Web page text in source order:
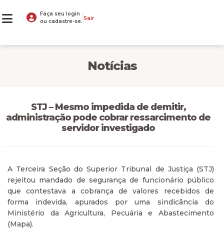
Faça seu login
ou cadastre-se. Sair
Notícias
STJ – Mesmo impedida de demitir,
administração pode cobrar ressarcimento de
servidor investigado
A Terceira Seção do Superior Tribunal de Justiça (STJ)
rejeitou mandado de segurança de funcionário público
que contestava a cobrança de valores recebidos de
forma indevida, apurados por uma sindicância do
Ministério da Agricultura, Pecuária e Abastecimento
(Mapa).